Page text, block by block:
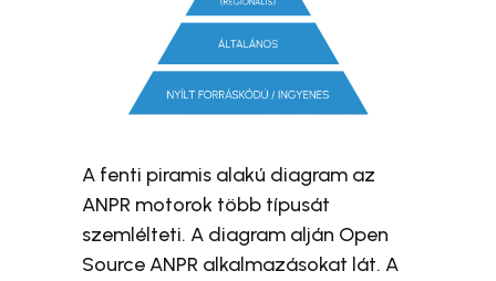
A fenti piramis alakú diagram az
ANPR motorok több típusát
szemlélteti. A diagram alján Open
Source ANPR alkalmazásokat lát. A